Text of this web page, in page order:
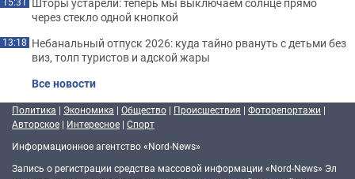
через стекло одной кнопкой
13:18 Небанальный отпуск 2026: куда тайно рвануть с детьми без
виз, толп туристов и адской жары
Все новости
Политика | Экономика | Общество | Происшествия | Фоторепортажи |
Авторское | Интересное | Спорт
Информационное агентство «Nord-News»
Запись о регистрации средства массовой информации «Nord-News» Эл